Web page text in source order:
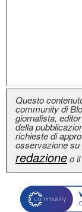
Questo
community di
giornalista,
della
richieste di
osservazione su
redazioneo